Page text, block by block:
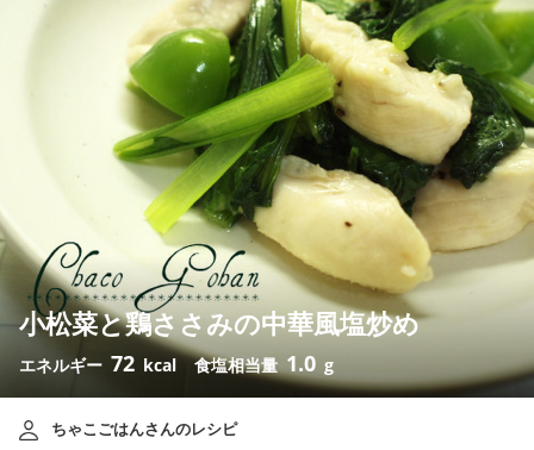
小松菜と鶏ささみの中華風塩炒め
エネルギー 72 kcal 食塩相当量 1.0 g
ちゃこごはんさんのレシピ